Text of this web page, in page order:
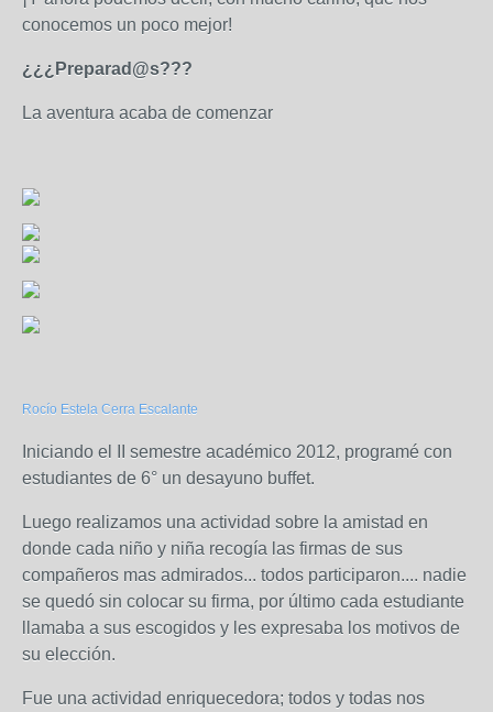
conocemos un poco mejor!
¿¿¿Preparad@s???
La aventura acaba de comenzar
Rocío Estela Cerra Escalante
Iniciando el II semestre académico 2012, programé con
estudiantes de 6° un desayuno buffet.
Luego realizamos una actividad sobre la amistad en
donde cada niño y niña recogía las firmas de sus
compañeros mas admirados... todos participaron.... nadie
se quedó sin colocar su firma, por último cada estudiante
llamaba a sus escogidos y les expresaba los motivos de
su elección.
Fue una actividad enriquecedora; todos y todas nos